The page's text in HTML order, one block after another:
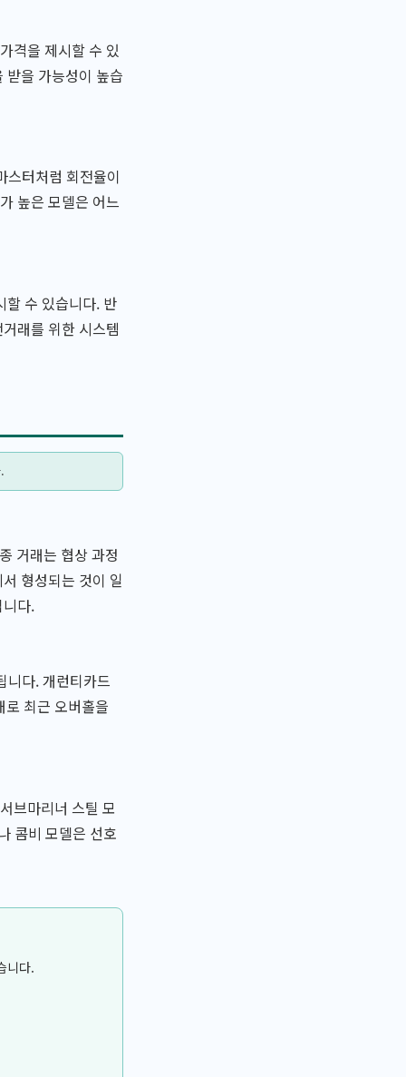
격을 제시할 수 있
받을 가능성이 높습
스터처럼 회전율이
높은 모델은 어느
할 수 있습니다. 반
래를 위한 시스템
거래는 협상 과정
형성되는 것이 일
다.
니다. 개런티카드
최근 오버홀을
브마리너 스틸 모
콤비 모델은 선호
니다.